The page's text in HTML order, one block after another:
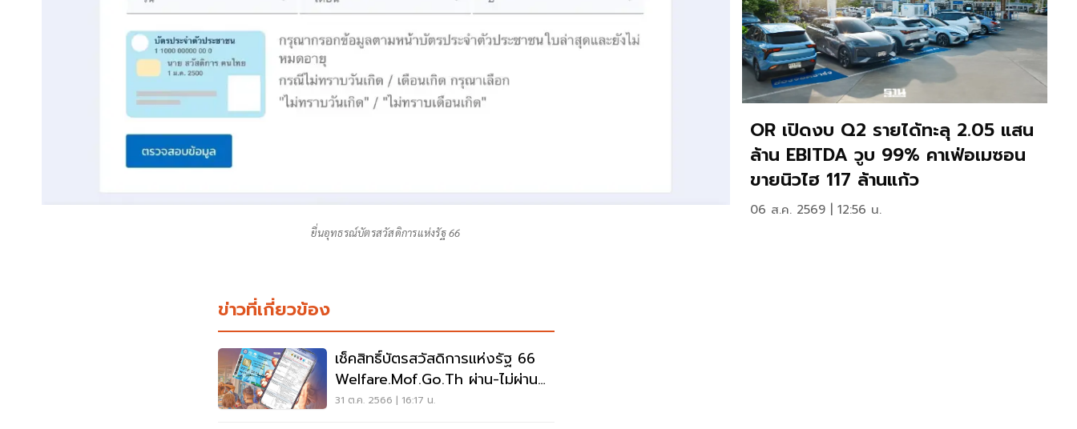
ยื่นอุทธรณ์บัตรสวัสดิการแห่งรัฐ 66
ข่าวที่เกี่ยวข้อง
เช็คสิทธิ์บัตรสวัสดิการแห่งรัฐ 66
Welfare.mof.go.th ผ่าน-ไม่ผ่านดู
เลย
31 ต.ค. 2566 | 16:17 น.
OR เปิดงบ Q2 รายได้ทะลุ 2.05 แสน
ล้าน EBITDA วูบ 99% คาเฟ่อเมซอน
ขายนิวไฮ 117 ล้านแก้ว
06 ส.ค. 2569 | 12:56 น.